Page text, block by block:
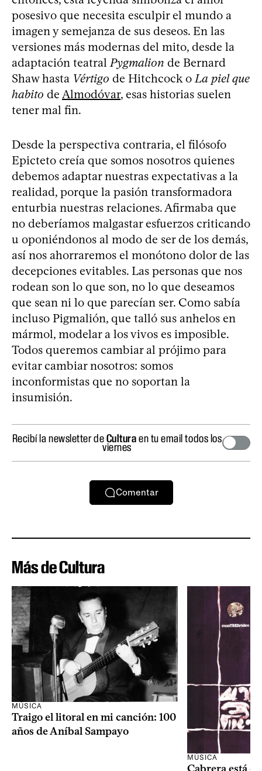
posesivo que necesita esculpir el mundo a
imagen y semejanza de sus deseos. En las
versiones más modernas del mito, desde la
adaptación teatral Pygmalion de Bernard
Shaw hasta Vértigo de Hitchcock o La piel que
habito de Almodóvar, esas historias suelen
tener mal fin.
Desde la perspectiva contraria, el filósofo
Epicteto creía que somos nosotros quienes
debemos adaptar nuestras expectativas a la
realidad, porque la pasión transformadora
enturbia nuestras relaciones. Afirmaba que
no deberíamos malgastar esfuerzos criticando
u oponiéndonos al modo de ser de los demás,
así nos ahorraremos el monótono dolor de las
decepciones evitables. Las personas que nos
rodean son lo que son, no lo que deseamos
que sean ni lo que parecían ser. Como sabía
incluso Pigmalión, que talló sus anhelos en
mármol, modelar a los vivos es imposible.
Todos queremos cambiar al prójimo para
evitar cambiar nosotros: somos
inconformistas que no soportan la
insumisión.
Recibí la newsletter deCulturaen tu email todos los
viernes
Comentar
Más de Cultura
MÚSICA
Traigo el litoral en mi canción: 100
años de Aníbal Sampayo
MÚSICA